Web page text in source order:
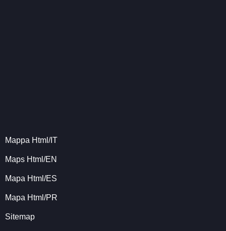
Mappa Html/IT
Maps Html/EN
Mapa Html/ES
Mapa Html/PR
Sitemap